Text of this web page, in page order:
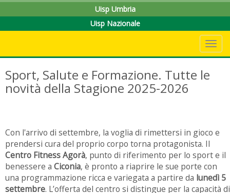
Uisp Umbria
Uisp Nazionale
Sport, Salute e Formazione. Tutte le
novità della Stagione 2025-2026
Con l'arrivo di settembre, la voglia di rimettersi in gioco e
prendersi cura del proprio corpo torna protagonista. Il
Centro Fitness Agorà, punto di riferimento per lo sport e il
benessere a Ciconia, è pronto a riaprire le sue porte con
una programmazione ricca e variegata a partire da lunedì 5
settembre. L’offerta del centro si distingue per la capacità di